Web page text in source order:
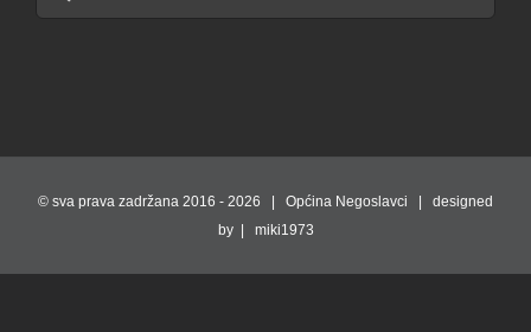
© sva prava zadržana 2016 - 2026 | Općina Negoslavci | designed
by | miki1973